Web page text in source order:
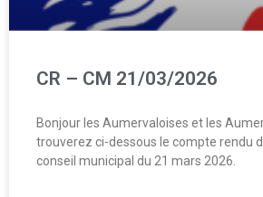
CR – CM 21/03/2026
Bonjour les Aumervaloises et les
trouverez ci-dessous le compte rendu
conseil municipal du 21 mars 2026.